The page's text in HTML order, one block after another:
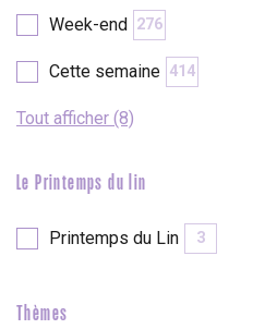
Week-end 276
Cette semaine 414
Tout afficher (8)
Le Printemps du lin
Printemps du Lin 3
Thèmes